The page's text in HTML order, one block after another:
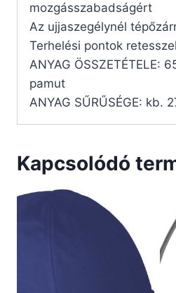
mozgásszabadságért
Az ujjaszegélynél
Terhelési pontok
ANYAG ÖSSZETÉTELE:
pamut
ANYAG SŰRŰSÉGE: kb.
Kapcsolódó